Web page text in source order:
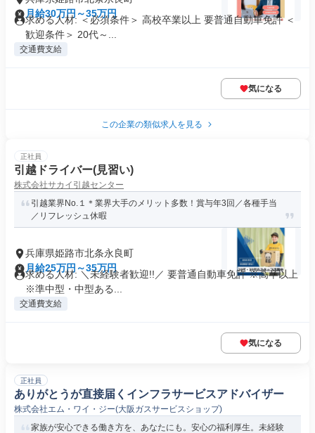
月給30万円～35万円
求める人材: ＜必須条件＞ 高校卒業以上 要普通自動車免許 ＜
歓迎条件＞ 20代～...
交通費支給
気になる
この企業の類似求人を見る
正社員
引越ドライバー(見習い)
株式会社サカイ引越センター
引越業界No.１＊業界大手のメリット多数！賞与年3回／各種手当
／リフレッシュ休暇
兵庫県姫路市北条永良町
月給25万円～35万円
求める人材: ＼未経験者歓迎!!／ 要普通自動車免許 ※高卒以上
※準中型・中型ある...
交通費支給
気になる
正社員
ありがとうが直接届くインフラサービスアドバイザー
株式会社エム・ワイ・ジー(大阪ガスサービスショップ)
家族が安心できる働き方を、あなたにも。安心の福利厚生。未経験